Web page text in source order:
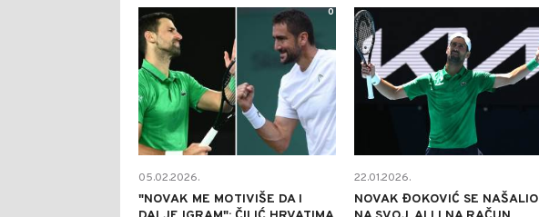
05.02.2026.
"NOVAK ME MOTIVIŠE DA I
0
22.01.2026.
NOVAK ĐOKOVIĆ SE NAŠALIO